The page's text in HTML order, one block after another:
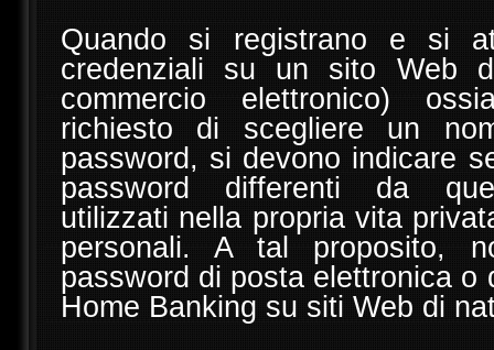
Quando si registrano e si
credenziali su un sito Web
commercio elettronico)
richiesto di scegliere un
password, si devono indicare
password differenti da
utilizzati nella propria vita
personali. A tal proposito,
password di posta elettronica o
Home Banking su siti Web di